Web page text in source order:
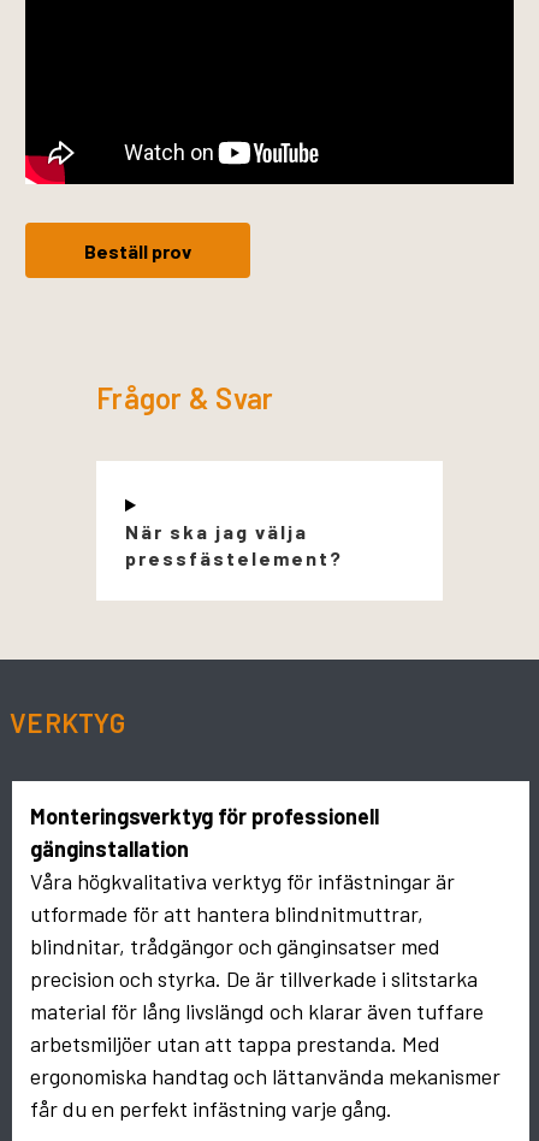
Beställ prov
Frågor & Svar
När ska jag välja
pressfästelement?
VERKTYG
Monteringsverktyg för professionell
gänginstallation
Våra högkvalitativa verktyg för infästningar är
utformade för att hantera blindnitmuttrar,
blindnitar, trådgängor och gänginsatser med
precision och styrka. De är tillverkade i slitstarka
material för lång livslängd och klarar även tuffare
arbetsmiljöer utan att tappa prestanda. Med
ergonomiska handtag och lättanvända mekanismer
får du en perfekt infästning varje gång.